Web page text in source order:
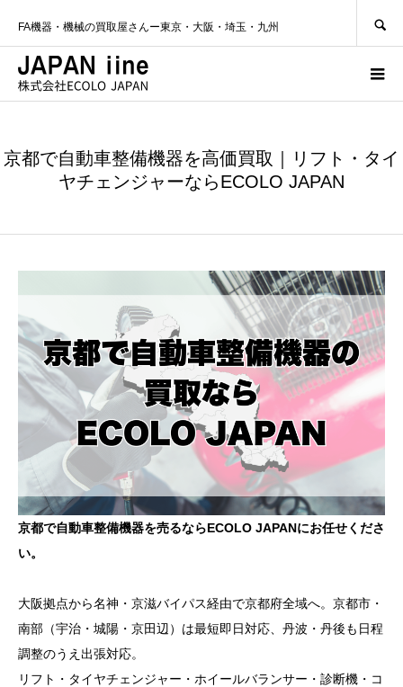
FA機器・機械の買取屋さんー東京・大阪・埼玉・九州
京都で自動車整備機器を高価買取｜リフト・タイ
ヤチェンジャーならECOLO JAPAN
京都で自動車整備機器を売るならECOLO JAPANにお任せくださ
い。
大阪拠点から名神・京滋バイパス経由で京都府全域へ。京都市・
南部（宇治・城陽・京田辺）は最短即日対応、丹波・丹後も日程
調整のうえ出張対応。
リフト・タイヤチェンジャー・ホイールバランサー・診断機・コ